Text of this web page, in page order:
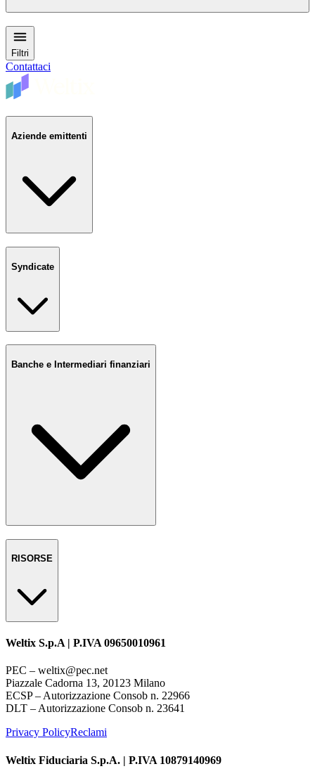
Filtri
Contattaci
Aziende emittenti
Syndicate
Banche e Intermediari finanziari
RISORSE
Weltix S.p.A | P.IVA 09650010961
PEC – weltix@pec.net
Piazzale Cadorna 13, 20123 Milano
ECSP – Autorizzazione Consob n. 22966
DLT – Autorizzazione Consob n. 23641
Privacy PolicyReclami
Weltix Fiduciaria S.p.A. | P.IVA 10879140969